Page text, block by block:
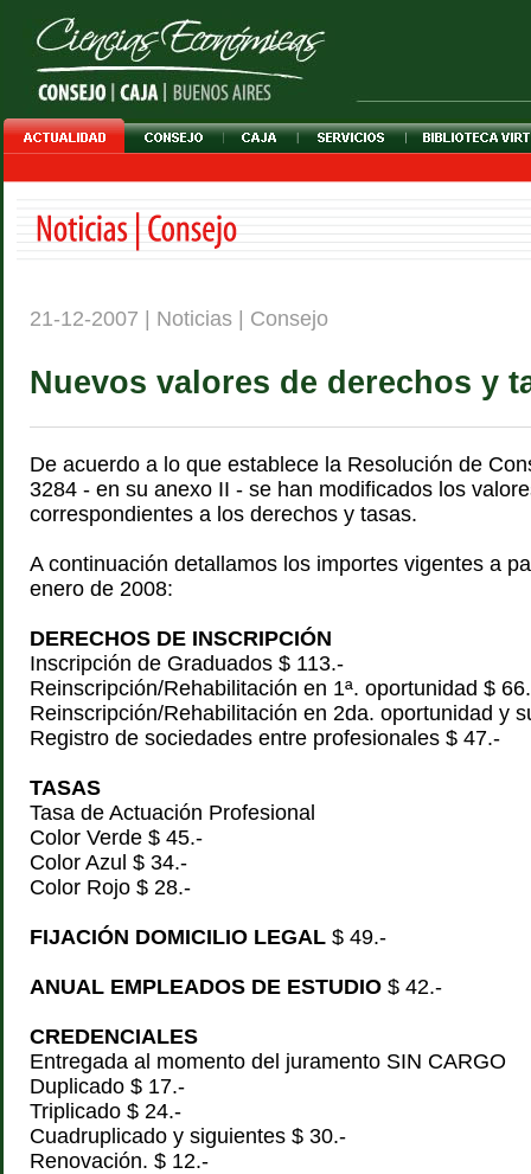
21-12-2007 | Noticias | Consejo
Nuevos valores de derechos y
De acuerdo a lo que establece la Resolución de
3284 - en su anexo II - se han modificados los
correspondientes a los derechos y tasas.
A continuación detallamos los importes vigentes a
enero de 2008:
DERECHOS DE INSCRIPCIÓN
Inscripción de Graduados $ 113.-
Reinscripción/Rehabilitación en 1ª. oportunidad $
Reinscripción/Rehabilitación en 2da. oportunidad y
Registro de sociedades entre profesionales $ 47.-
TASAS
Tasa de Actuación Profesional
Color Verde $ 45.-
Color Azul $ 34.-
Color Rojo $ 28.-
FIJACIÓN DOMICILIO LEGAL $ 49.-
ANUAL EMPLEADOS DE ESTUDIO $ 42.-
CREDENCIALES
Entregada al momento del juramento SIN CARGO
Duplicado $ 17.-
Triplicado $ 24.-
Cuadruplicado y siguientes $ 30.-
Renovación. $ 12.-